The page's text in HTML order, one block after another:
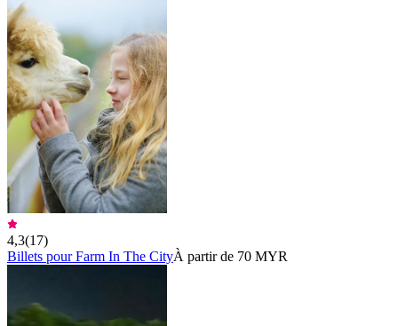
4,3(17)
Billets pour Farm In The CityÀ partir de 70 MYR